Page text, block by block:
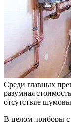
Среди главных
разумная
отсутствие
В целом приборы с